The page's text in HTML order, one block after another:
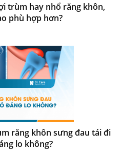
trùm hay nhổ răng khôn,
phù hợp hơn?
răng khôn sưng đau tái đi
lo không?